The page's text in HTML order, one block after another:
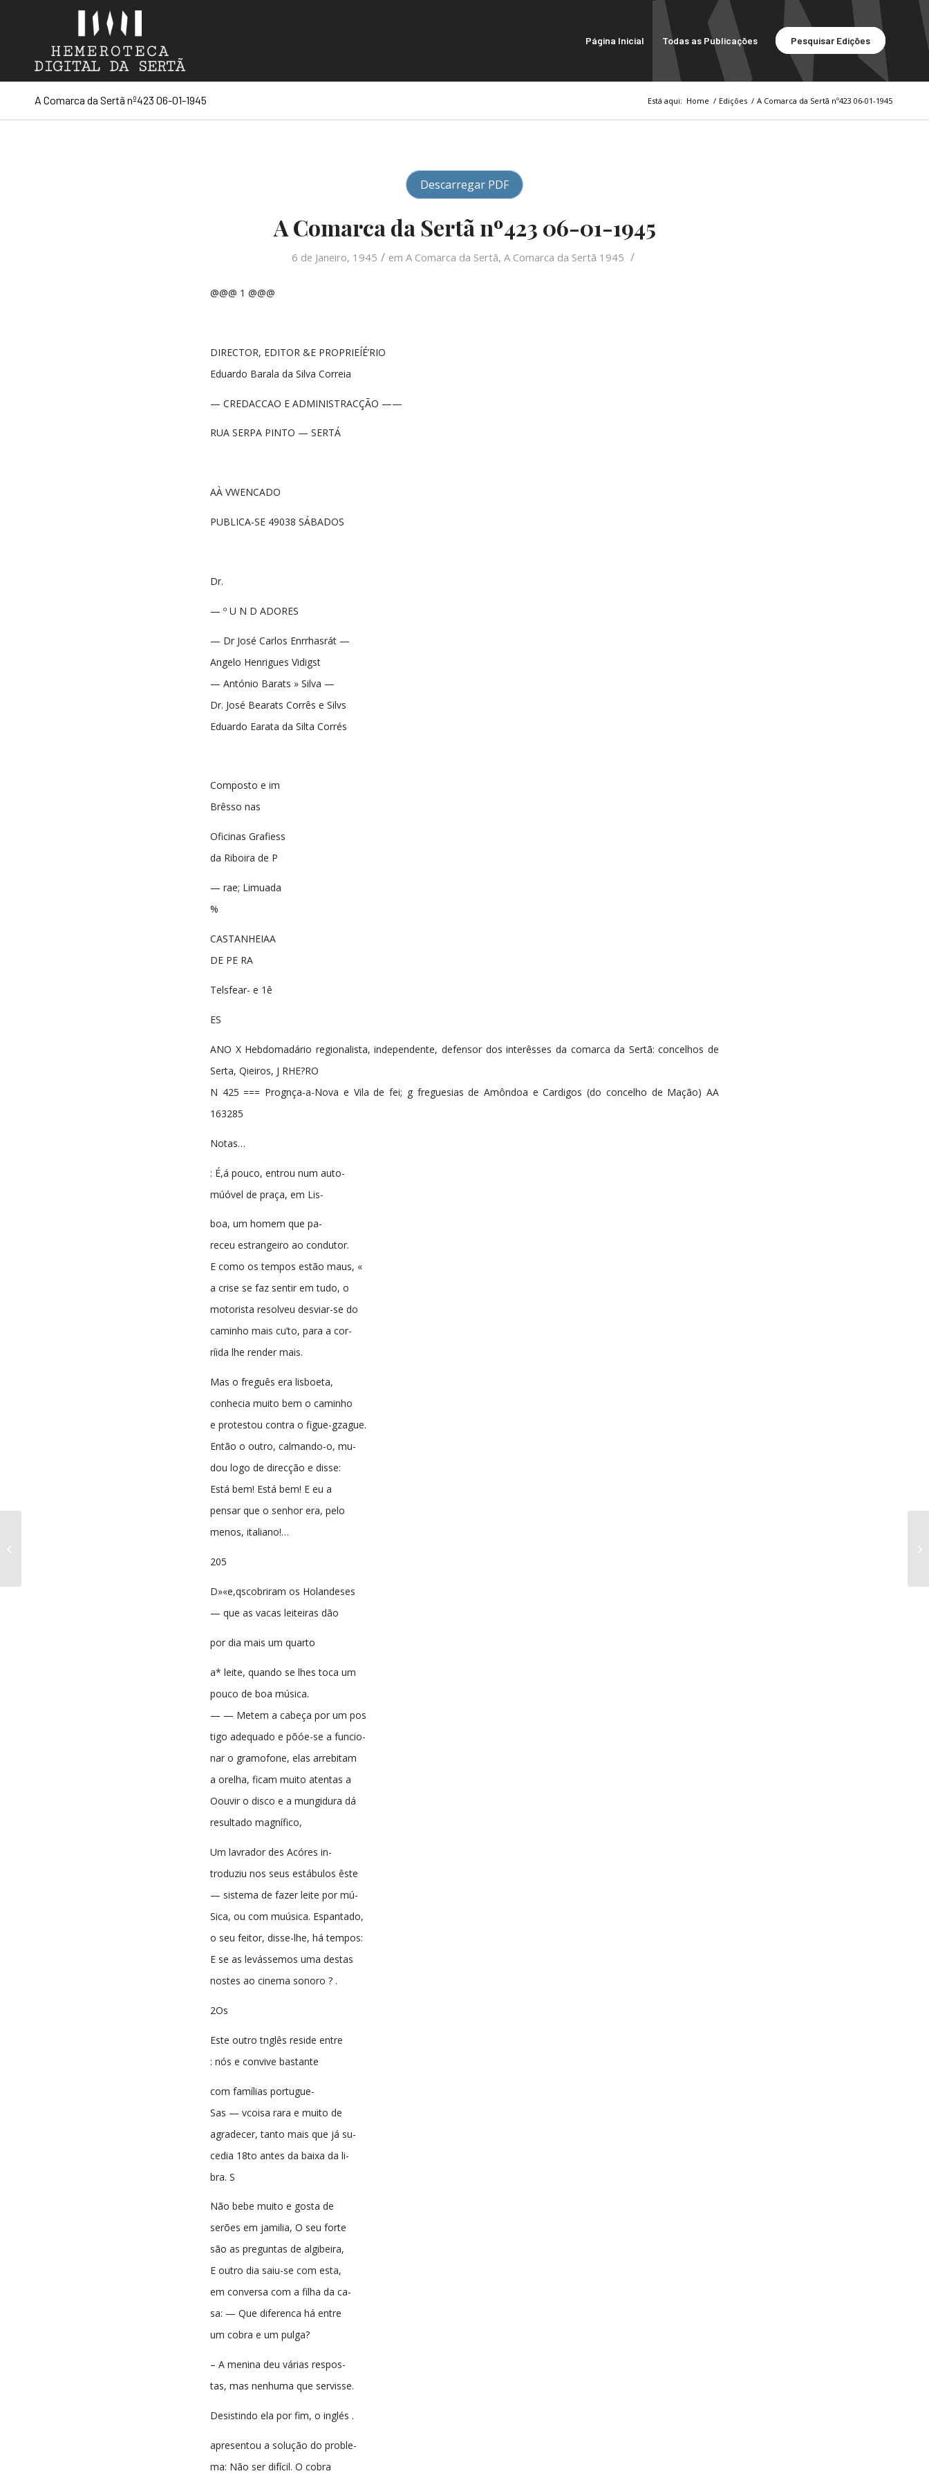
Página Inicial Todas as Publicações Pesquisar Edições
A Comarca da Sertã nº423 06-01-1945 Está aqui: Home / Edições / A Comarca da Sertã nº423 06-01-1945
Descarregar PDF
A Comarca da Sertã nº423 06-01-1945
6 de Janeiro, 1945 / em A Comarca da Sertã, A Comarca da Sertã 1945 /
@@@ 1 @@@
DIRECTOR, EDITOR &E PROPRIEÍÉ’RIO
Eduardo Barala da Silva Correia
— CREDACCAO E ADMINISTRACÇÃO ——
RUA SERPA PINTO — SERTÁ
AÀ VWENCADO
PUBLICA-SE 49038 SÁBADOS
Dr.
— º U N D ADORES
— Dr José Carlos Enrrhasrát —
Angelo Henrigues Vidigst
— António Barats » Silva —
Dr. José Bearats Corrês e Silvs
Eduardo Earata da Silta Corrés
Composto e im
Brêsso nas
Oficinas Grafiess
da Riboira de P
— rae; Limuada
%
CASTANHEIAA
DE PE RA
Telsfear- e 1ê
ES
ANO X Hebdomadário regionalista, independente, defensor dos interêsses da comarca da Sertã: concelhos de
Serta, Qieiros, J RHE?RO
N 425 === Prognça-a-Nova e Vila de fei; g freguesias de Amôndoa e Cardigos (do concelho de Mação) AA
163285
Notas…
: É,á pouco, entrou num auto-
múóvel de praça, em Lis-
boa, um homem que pa-
receu estrangeiro ao condutor.
E como os tempos estão maus, «
a crise se faz sentir em tudo, o
motorista resolveu desviar-se do
caminho mais cu’to, para a cor-
ríida lhe render mais.
Mas o freguês era lisboeta,
conhecia muito bem o caminho
e protestou contra o figue-gzague.
Então o outro, calmando-o, mu-
dou logo de direcção e disse:
Está bem! Está bem! E eu a
pensar que o senhor era, pelo
menos, italiano!…
205
D»«e,qscobriram os Holandeses
— que as vacas leiteiras dão
por dia mais um quarto
a* leite, quando se lhes toca um
pouco de boa música.
— — Metem a cabeça por um pos
tigo adequado e põóe-se a funcio-
nar o gramofone, elas arrebitam
a orelha, ficam muito atentas a
Oouvir o disco e a mungidura dá
resultado magnífico,
Um lavrador des Acóres in-
troduziu nos seus estábulos êste
— sistema de fazer leite por mú-
Sica, ou com muúsica. Espantado,
o seu feitor, disse-lhe, há tempos:
E se as levássemos uma destas
nostes ao cinema sonoro ? .
2Os
Este outro tnglês reside entre
: nós e convive bastante
com famílias portugue-
Sas — vcoisa rara e muito de
agradecer, tanto mais que já su-
cedia 18to antes da baixa da li-
bra. S
Não bebe muito e gosta de
serões em jamilia, O seu forte
são as preguntas de algibeira,
E outro dia saiu-se com esta,
em conversa com a filha da ca-
sa: — Que diferenca há entre
um cobra e um pulga?
– A menina deu várias respos-
tas, mas nenhuma que servisse.
Desistindo ela por fim, o inglés .
apresentou a solução do proble-
ma: Não ser difícil. O cobra